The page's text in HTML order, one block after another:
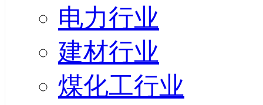
电力行业
建材行业
煤化工行业